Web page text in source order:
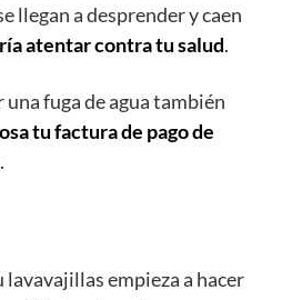
llegan a desprender y caen
atentar contra tu salud.
fuga de agua también
tu factura de pago de
empieza a hacer